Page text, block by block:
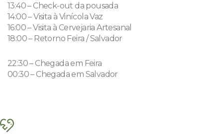
13:40 – Check-out da pousada
14:00 – Visita à Vinícola Vaz
16:00 – Visita à Cervejaria Artesanal
18:00 – Retorno Feira / Salvador
22:30 – Chegada em Feira
00:30 – Chegada em Salvador